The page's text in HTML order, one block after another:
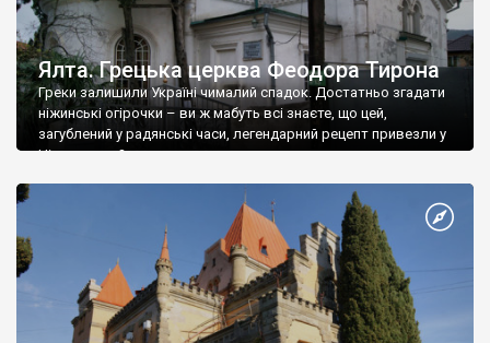
Ялта. Грецька церква Феодора Тирона
Греки залишили Україні чималий спадок. Достатньо згадати
ніжинські огірочки – ви ж мабуть всі знаєте, що цей,
загублений у радянські часи, легендарний рецепт привезли у
Ніжин греки?